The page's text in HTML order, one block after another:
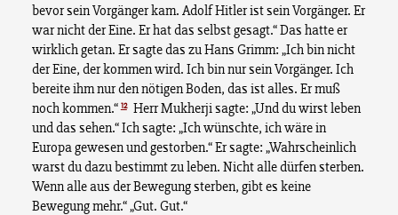
bevor sein Vorgänger kam. Adolf Hitler ist sein Vorgänger. Er
war nicht der Eine. Er hat das selbst gesagt.“ Das hatte er
wirklich getan. Er sagte das zu Hans Grimm: „Ich bin nicht
der Eine, der kommen wird. Ich bin nur sein Vorgänger. Ich
bereite ihm nur den nötigen Boden, das ist alles. Er muß
noch kommen.“ 12 Herr Mukherji sagte: „Und du wirst leben
und das sehen.“ Ich sagte: „Ich wünschte, ich wäre in
Europa gewesen und gestorben.“ Er sagte: „Wahrscheinlich
warst du dazu bestimmt zu leben. Nicht alle dürfen sterben.
Wenn alle aus der Bewegung sterben, gibt es keine
Bewegung mehr.“ „Gut. Gut.“